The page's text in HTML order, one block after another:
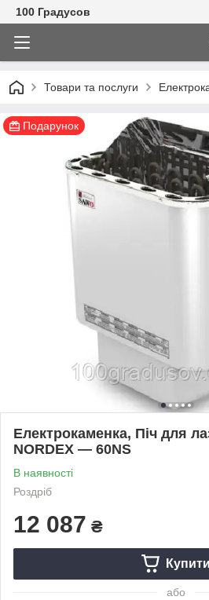
100 Градусов
Товари та послуги
Подарунок
Електрокаменка, Піч для
NORDEX — 60NS
В наявності
Роздріб
12 087 ₴
Купити
або